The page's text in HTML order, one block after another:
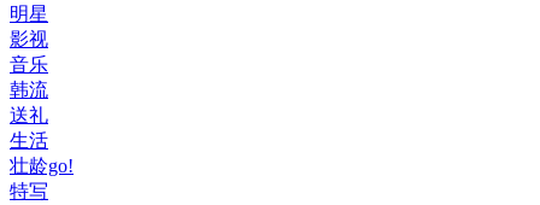
明星
影视
音乐
韩流
送礼
生活
壮龄go!
特写